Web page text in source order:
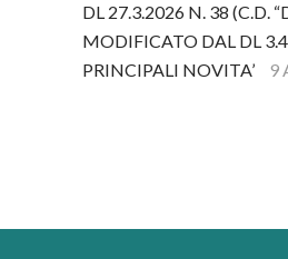
DL 27.3.2026 N. 38 (C.D.
MODIFICATO DAL DL
PRINCIPALI NOVITA’
9